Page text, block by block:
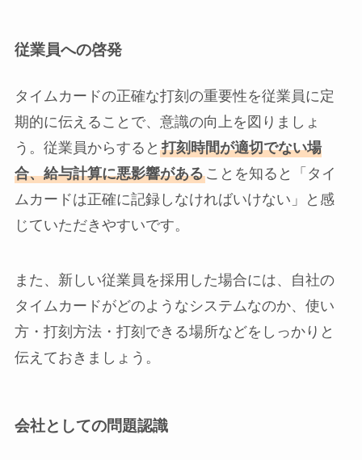
従業員への啓発
タイムカードの正確な打刻の重要性を従業員に定
期的に伝えることで、意識の向上を図りましょ
う。従業員からすると 打刻時間が適切でない場
合、給与計算に悪影響があることを知ると「タイ
ムカードは正確に記録しなければいけない」と感
じていただきやすいです。
また、新しい従業員を採用した場合には、自社の
タイムカードがどのようなシステムなのか、使い
方・打刻方法・打刻できる場所などをしっかりと
伝えておきましょう。
会社としての問題認識